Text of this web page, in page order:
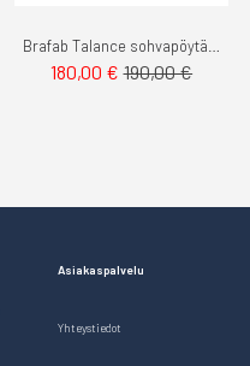
180,00 € 190,00 €
Asiakaspalvelu
Yhteystiedot